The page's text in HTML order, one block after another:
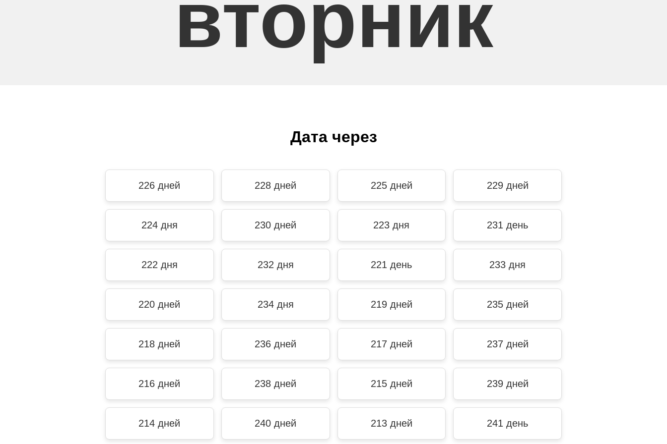
вторник
Дата через
226 дней 228 дней 225 дней 229 дней
224 дня 230 дней 223 дня 231 день
222 дня 232 дня 221 день 233 дня
220 дней 234 дня 219 дней 235 дней
218 дней 236 дней 217 дней 237 дней
216 дней 238 дней 215 дней 239 дней
214 дней 240 дней 213 дней 241 день